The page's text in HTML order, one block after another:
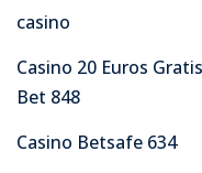
casino
Casino 20 Euros
Bet 848
Casino Betsafe 634